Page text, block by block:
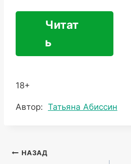
Читат
ь
18+
Метки
Автор: Татьяна Абиссин
Навигация
НАЗАД